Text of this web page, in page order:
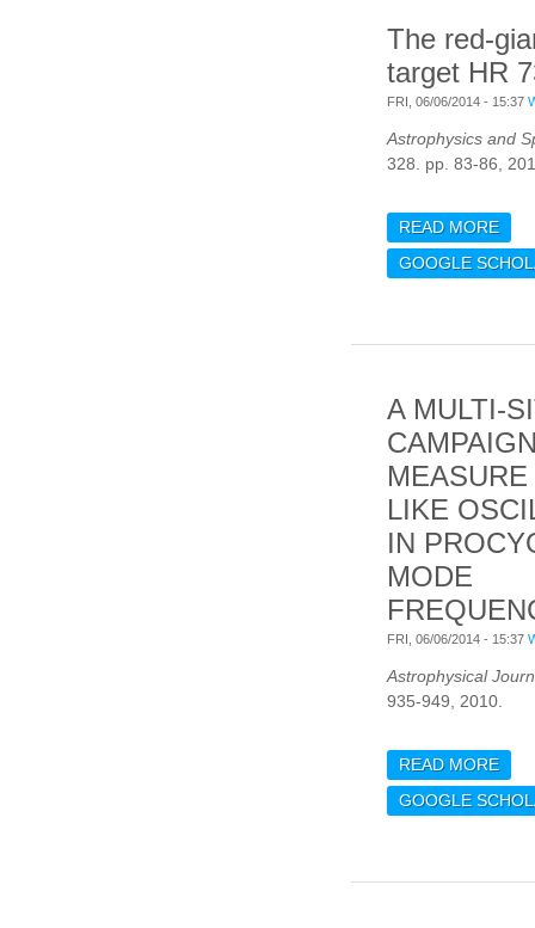
The red-
target HR
FRI, 06/06/2014 - 15:37
Astrophysics and
328. pp. 83-86,
READ MORE
GOOGLE
A MULTI-
LIKE
IN
MODE
FRI, 06/06/2014 - 15:37
Astrophysical
935-949, 2010.
READ MORE
GOOGLE